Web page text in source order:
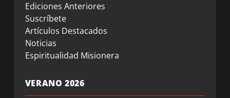
Ediciones Anteriores
Suscríbete
Artículos Destacados
Noticias
Espiritualidad Misionera
VERANO 2026